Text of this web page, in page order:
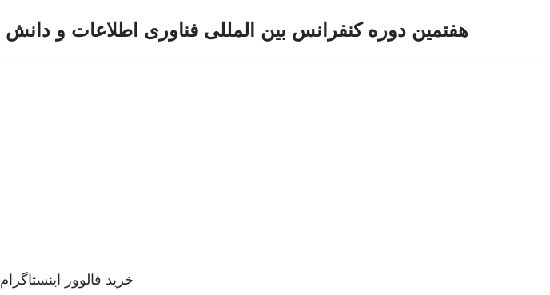
هفتمین دوره کنفرانس بین المللی فناوری اطلاعات و دانش
خرید فالوور اینستاگرام